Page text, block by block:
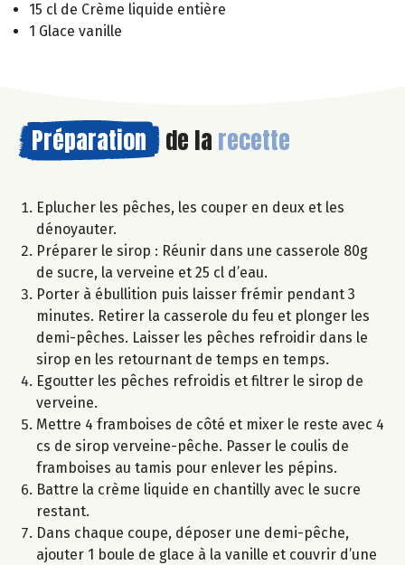
15 cl de Crème liquide entière
1 Glace vanille
Préparation de la recette
Eplucher les pêches, les couper en deux et les
dénoyauter.
Préparer le sirop : Réunir dans une casserole 80g
de sucre, la verveine et 25 cl d’eau.
Porter à ébullition puis laisser frémir pendant 3
minutes. Retirer la casserole du feu et plonger les
demi-pêches. Laisser les pêches refroidir dans le
sirop en les retournant de temps en temps.
Egoutter les pêches refroidis et filtrer le sirop de
verveine.
Mettre 4 framboises de côté et mixer le reste avec 4
cs de sirop verveine-pêche. Passer le coulis de
framboises au tamis pour enlever les pépins.
Battre la crème liquide en chantilly avec le sucre
restant.
Dans chaque coupe, déposer une demi-pêche,
ajouter 1 boule de glace à la vanille et couvrir d’une